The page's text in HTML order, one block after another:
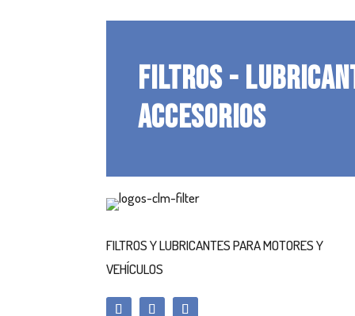
FILTROS -
ACCESORIOS
FILTROS Y LUBRICANTES PARA MOTORES Y
VEHÍCULOS